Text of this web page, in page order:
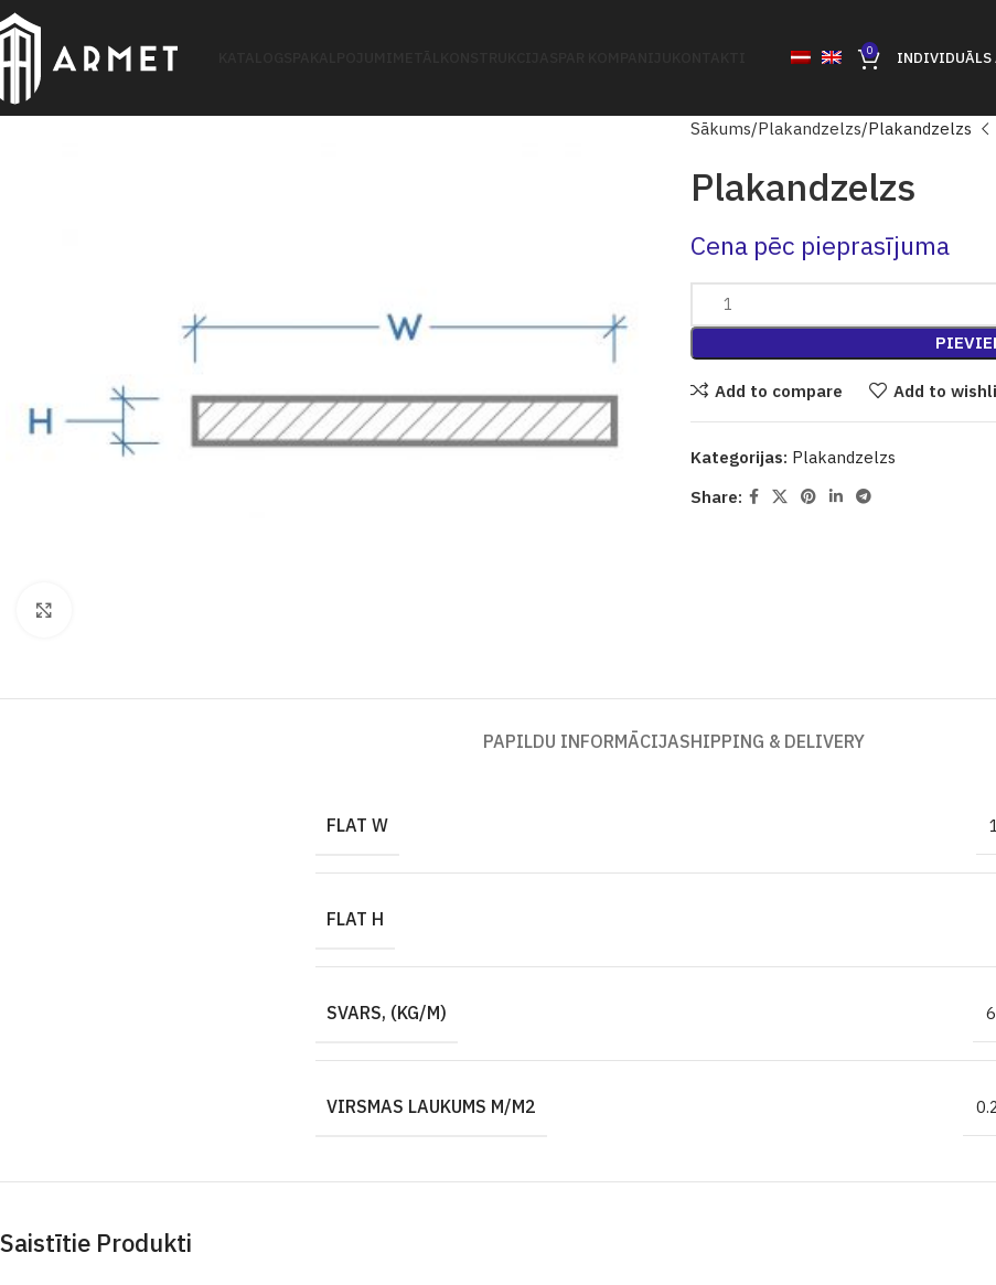
0 INDIVIDUĀLS
Sākums Plakandzelzs Plakandzelzs
Plakandzelzs
Cena pēc pieprasījuma
Add to compare Add to
Kategorijas: Plakandzelzs
Share:
PAPILDU INFORMĀCIJASHIPPING & DELIVERY
FLAT W
FLAT H
SVARS, (KG/M)
VIRSMAS LAUKUMS M/M2
Saistītie Produkti